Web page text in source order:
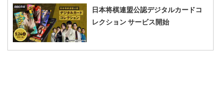
日本将棋連盟公認デジタルカードコ
レクション サービス開始